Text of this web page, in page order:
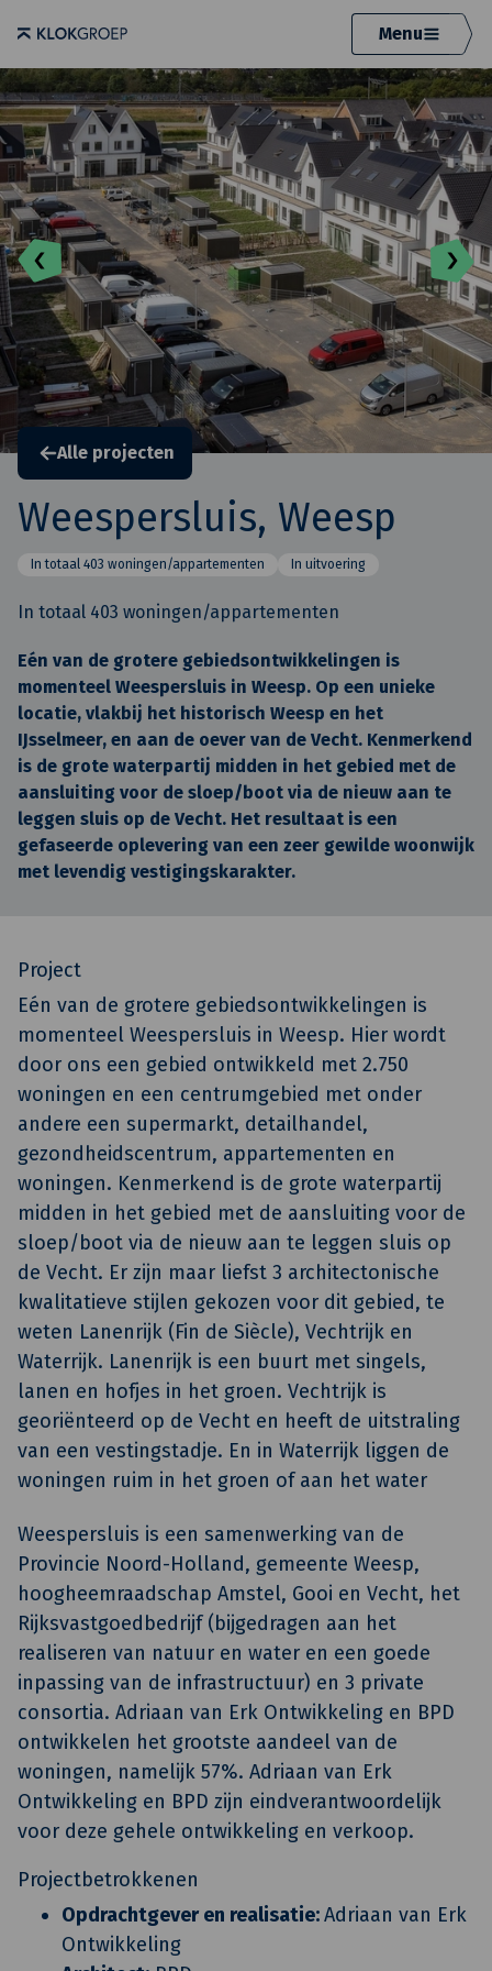
Menu
Alle projecten
Weespersluis, Weesp
In totaal 403 woningen/appartementen In uitvoering
In totaal 403 woningen/appartementen
Eén van de grotere gebiedsontwikkelingen is
momenteel Weespersluis in Weesp. Op een unieke
locatie, vlakbij het historisch Weesp en het
IJsselmeer, en aan de oever van de Vecht. Kenmerkend
is de grote waterpartij midden in het gebied met de
aansluiting voor de sloep/boot via de nieuw aan te
leggen sluis op de Vecht. Het resultaat is een
gefaseerde oplevering van een zeer gewilde woonwijk
met levendig vestigingskarakter.
Project
Eén van de grotere gebiedsontwikkelingen is
momenteel Weespersluis in Weesp. Hier wordt
door ons een gebied ontwikkeld met 2.750
woningen en een centrumgebied met onder
andere een supermarkt, detailhandel,
gezondheidscentrum, appartementen en
woningen. Kenmerkend is de grote waterpartij
midden in het gebied met de aansluiting voor de
sloep/boot via de nieuw aan te leggen sluis op
de Vecht. Er zijn maar liefst 3 architectonische
kwalitatieve stijlen gekozen voor dit gebied, te
weten Lanenrijk (Fin de Siècle), Vechtrijk en
Waterrijk. Lanenrijk is een buurt met singels,
lanen en hofjes in het groen. Vechtrijk is
georiënteerd op de Vecht en heeft de uitstraling
van een vestingstadje. En in Waterrijk liggen de
woningen ruim in het groen of aan het water
Weespersluis is een samenwerking van de
Provincie Noord-Holland, gemeente Weesp,
hoogheemraadschap Amstel, Gooi en Vecht, het
Rijksvastgoedbedrijf (bijgedragen aan het
realiseren van natuur en water en een goede
inpassing van de infrastructuur) en 3 private
consortia. Adriaan van Erk Ontwikkeling en BPD
ontwikkelen het grootste aandeel van de
woningen, namelijk 57%. Adriaan van Erk
Ontwikkeling en BPD zijn eindverantwoordelijk
voor deze gehele ontwikkeling en verkoop.
Projectbetrokkenen
Opdrachtgever en realisatie:Adriaan van Erk
Ontwikkeling